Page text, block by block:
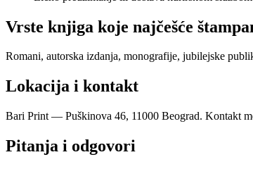
Vrste knjiga koje najčešće
Romani, autorska izdanja, monografije, jubilejske
Lokacija i kontakt
Bari Print — Puškinova 46, 11000 Beograd. Kontakt
Pitanja i odgovori